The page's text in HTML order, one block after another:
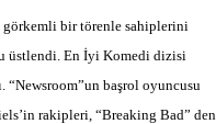
görkemli bir törenle sahiplerini
üstlendi. En İyi Komedi dizisi
başrol oyuncusu
rakipleri, “Breaking Bad” den